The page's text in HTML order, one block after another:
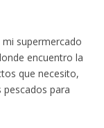
mi supermercado
encuentro la
que necesito,
para